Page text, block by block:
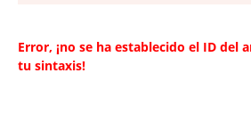
Error, ¡no se ha establecido el ID del
tu sintaxis!